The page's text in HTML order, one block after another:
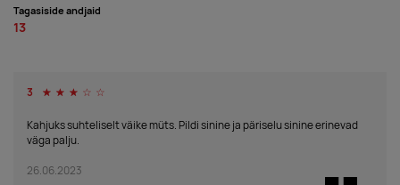
verdigris
Tagasiside andjaid
13
3 ☆
☆
☆
☆
☆
Kahjuks suhteliselt väike müts. Pildi sinine ja päriselu sinine erinevad
väga palju.
26.06.2023